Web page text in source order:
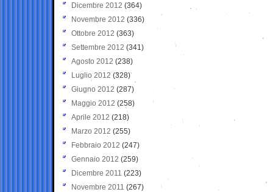
Dicembre 2012 (364)
Novembre 2012 (336)
Ottobre 2012 (363)
Settembre 2012 (341)
Agosto 2012 (238)
Luglio 2012 (328)
Giugno 2012 (287)
Maggio 2012 (258)
Aprile 2012 (218)
Marzo 2012 (255)
Febbraio 2012 (247)
Gennaio 2012 (259)
Dicembre 2011 (223)
Novembre 2011 (267)